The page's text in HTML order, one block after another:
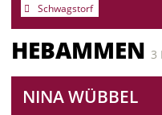
Schwagstorf
HEBAMMEN 3
NINA WÜBBEL